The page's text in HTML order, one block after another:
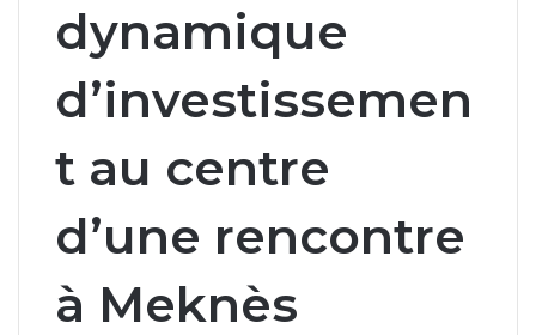
dynamique
d’investissemen
t au centre
d’une rencontre
à Meknès